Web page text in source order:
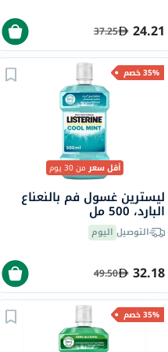
24.21
37.25
35% خصم
أقل سعرمن 30 يوم
ليسترين غسول فم بالنعناع
البارد، 500 مل
التوصيل اليوم
32.18
49.50
35% خصم